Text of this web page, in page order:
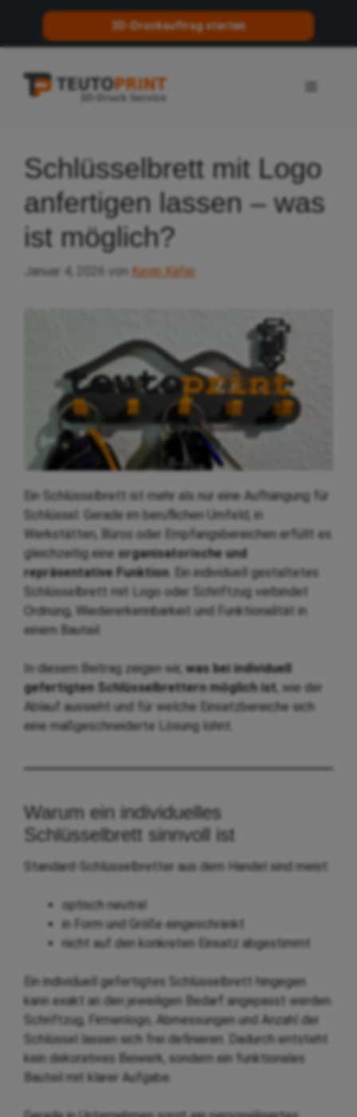
3D-Druckauftrag starten
Inhalt
springen
Schlüsselbrett mit Logo
anfertigen lassen – was
ist möglich?
Januar 4, 2026 von Kevin Käfer
Ein Schlüsselbrett ist mehr als nur eine Aufhängung für
Schlüssel. Gerade im beruflichen Umfeld, in
Werkstätten, Büros oder Empfangsbereichen erfüllt es
gleichzeitig eine organisatorische und
repräsentative Funktion. Ein individuell gestaltetes
Schlüsselbrett mit Logo oder Schriftzug verbindet
Ordnung, Wiedererkennbarkeit und Funktionalität in
einem Bauteil.
In diesem Beitrag zeigen wir, was bei individuell
gefertigten Schlüsselbrettern möglich ist , wie der
Ablauf aussieht und für welche Einsatzbereiche sich
eine maßgeschneiderte Lösung lohnt.
Warum ein individuelles
Schlüsselbrett sinnvoll ist
Standard-Schlüsselbretter aus dem Handel sind meist:
optisch neutral
in Form und Größe eingeschränkt
nicht auf den konkreten Einsatz abgestimmt
Ein individuell gefertigtes Schlüsselbrett hingegen
kann exakt an den jeweiligen Bedarf angepasst werden.
Schriftzug, Firmenlogo, Abmessungen und Anzahl der
Schlüssel lassen sich frei definieren. Dadurch entsteht
kein dekoratives Beiwerk, sondern ein funktionales
Bauteil mit klarer Aufgabe.